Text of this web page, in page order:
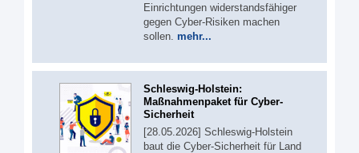
Einrichtungen widerstandsfähiger
gegen Cyber-Risiken machen
sollen. mehr...
Schleswig-Holstein:
Maßnahmenpaket für Cyber-
Sicherheit
[28.05.2026] Schleswig-Holstein
baut die Cyber-Sicherheit für Land